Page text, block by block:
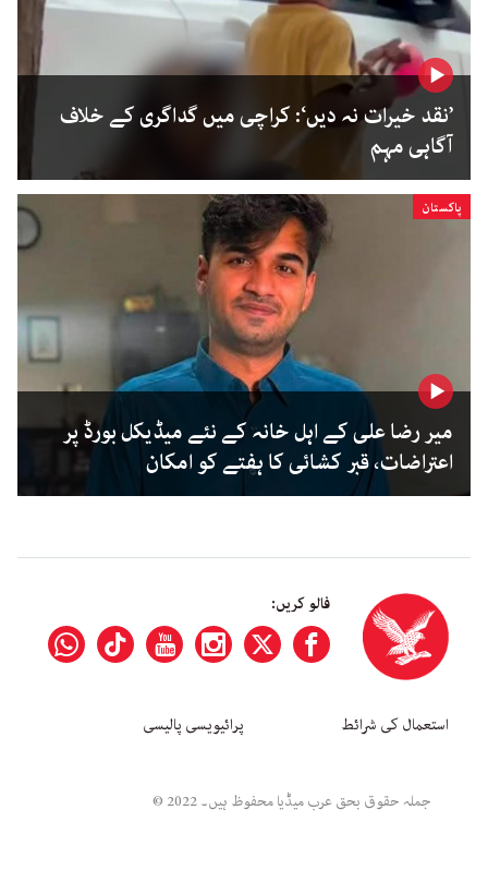
’نقد خیرات نہ دیں‘: کراچی میں گداگری کے خلاف
آگاہی مہم
پاکستان
میر رضا علی کے اہل خانہ کے نئے میڈیکل بورڈ پر
اعتراضات، قبر کشائی کا ہفتے کو امکان
فالو کریں:
استعمال کی شرائط پرائیویسی پالیسی
جملہ حقوق بحق عرب میڈیا محفوظ ہیں۔ 2022 ©